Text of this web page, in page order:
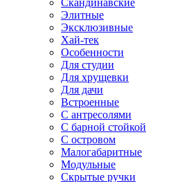
Элитные
Эксклюзивные
Хай-тек
Особенности
Для студии
Для хрущевки
Для дачи
Встроенные
С антресолями
С барной стойкой
С островом
Малогабаритные
Модульные
Скрытые ручки